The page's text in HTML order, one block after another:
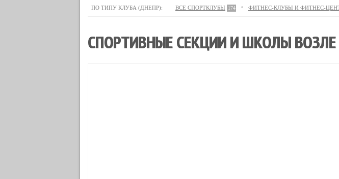
ПО ТИПУ КЛУБА (ДНЕПР): ВСЕ СПОРТКЛУБЫ 174 ФИТНЕС-КЛУБЫ И ФИТНЕС-
СПОРТИВНЫЕ СЕКЦИИ И ШКОЛЫ